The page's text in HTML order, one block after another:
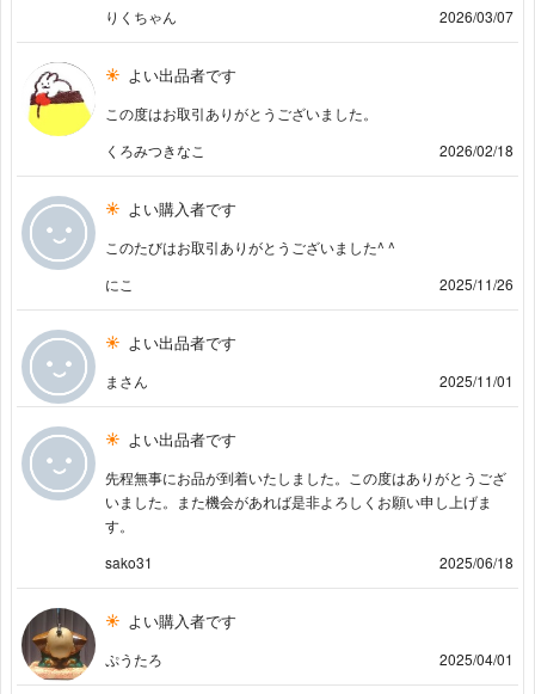
りくちゃん
2026/03/07
よい出品者です
この度はお取引ありがとうございました。
くろみつきなこ
2026/02/18
よい購入者です
このたびはお取引ありがとうございました^ ^
にこ
2025/11/26
よい出品者です
まさん 2025/11/01
よい出品者です
先程無事にお品が到着いたしました。この度はありがとうござ
いました。また機会があれば是非よろしくお願い申し上げま
す。
sako31
2025/06/18
よい購入者です
ぷうたろ 2025/04/01